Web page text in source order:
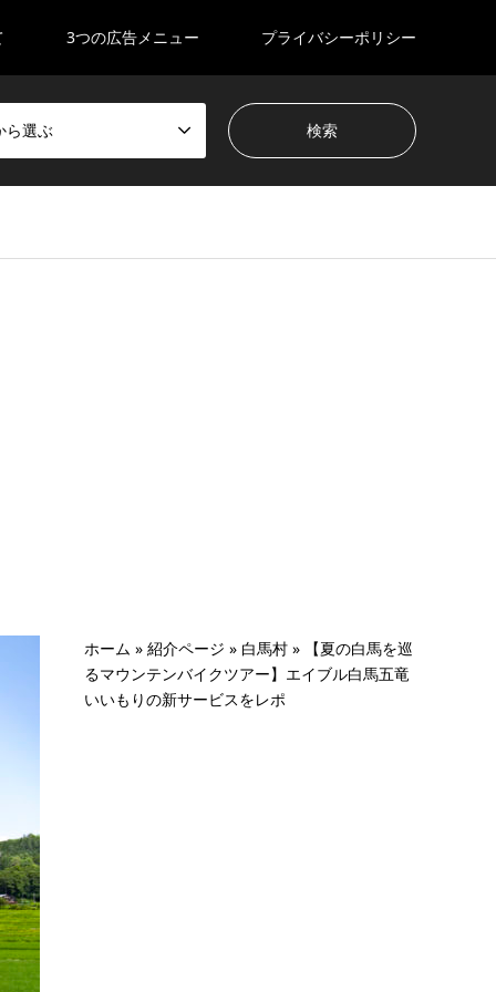
3つの広告メニュー プライバシーポリシー
ら選ぶ
ホーム » 紹介ページ » 白馬村 » 【夏の白馬を巡
るマウンテンバイクツアー】エイブル白馬五竜
いいもりの新サービスをレポ